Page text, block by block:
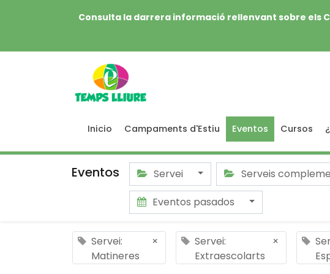
Consulta la darrera informació rellenvant sobre els
Inicio Campaments d'Estiu Eventos Cursos
Eventos Servei Serveis
Eventos pasados
Servei:
Matineres
×
Servei:
Extraescolarts
×